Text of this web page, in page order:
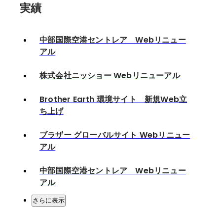
実績
中部国際空港セントレア Webリニュー
アル
株式会社ニッショー Webリニューアル
Brother Earth 環境サイト 新規Web立
ち上げ
ブラザー グローバルサイト Webリニュー
アル
中部国際空港セントレア Webリニュー
アル
さらに表示